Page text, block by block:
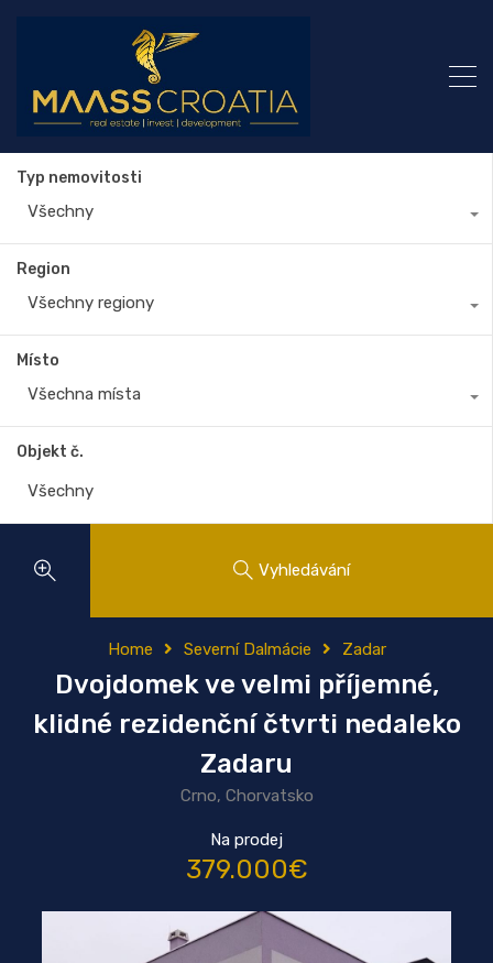
Typ nemovitosti
Všechny
Region
Všechny regiony
Místo
Všechna místa
Objekt č.
Vyhledávání
Home Severní Dalmácie Zadar
Dvojdomek ve velmi příjemné,
klidné rezidenční čtvrti nedaleko
Zadaru
Crno, Chorvatsko
Na prodej
379.000€